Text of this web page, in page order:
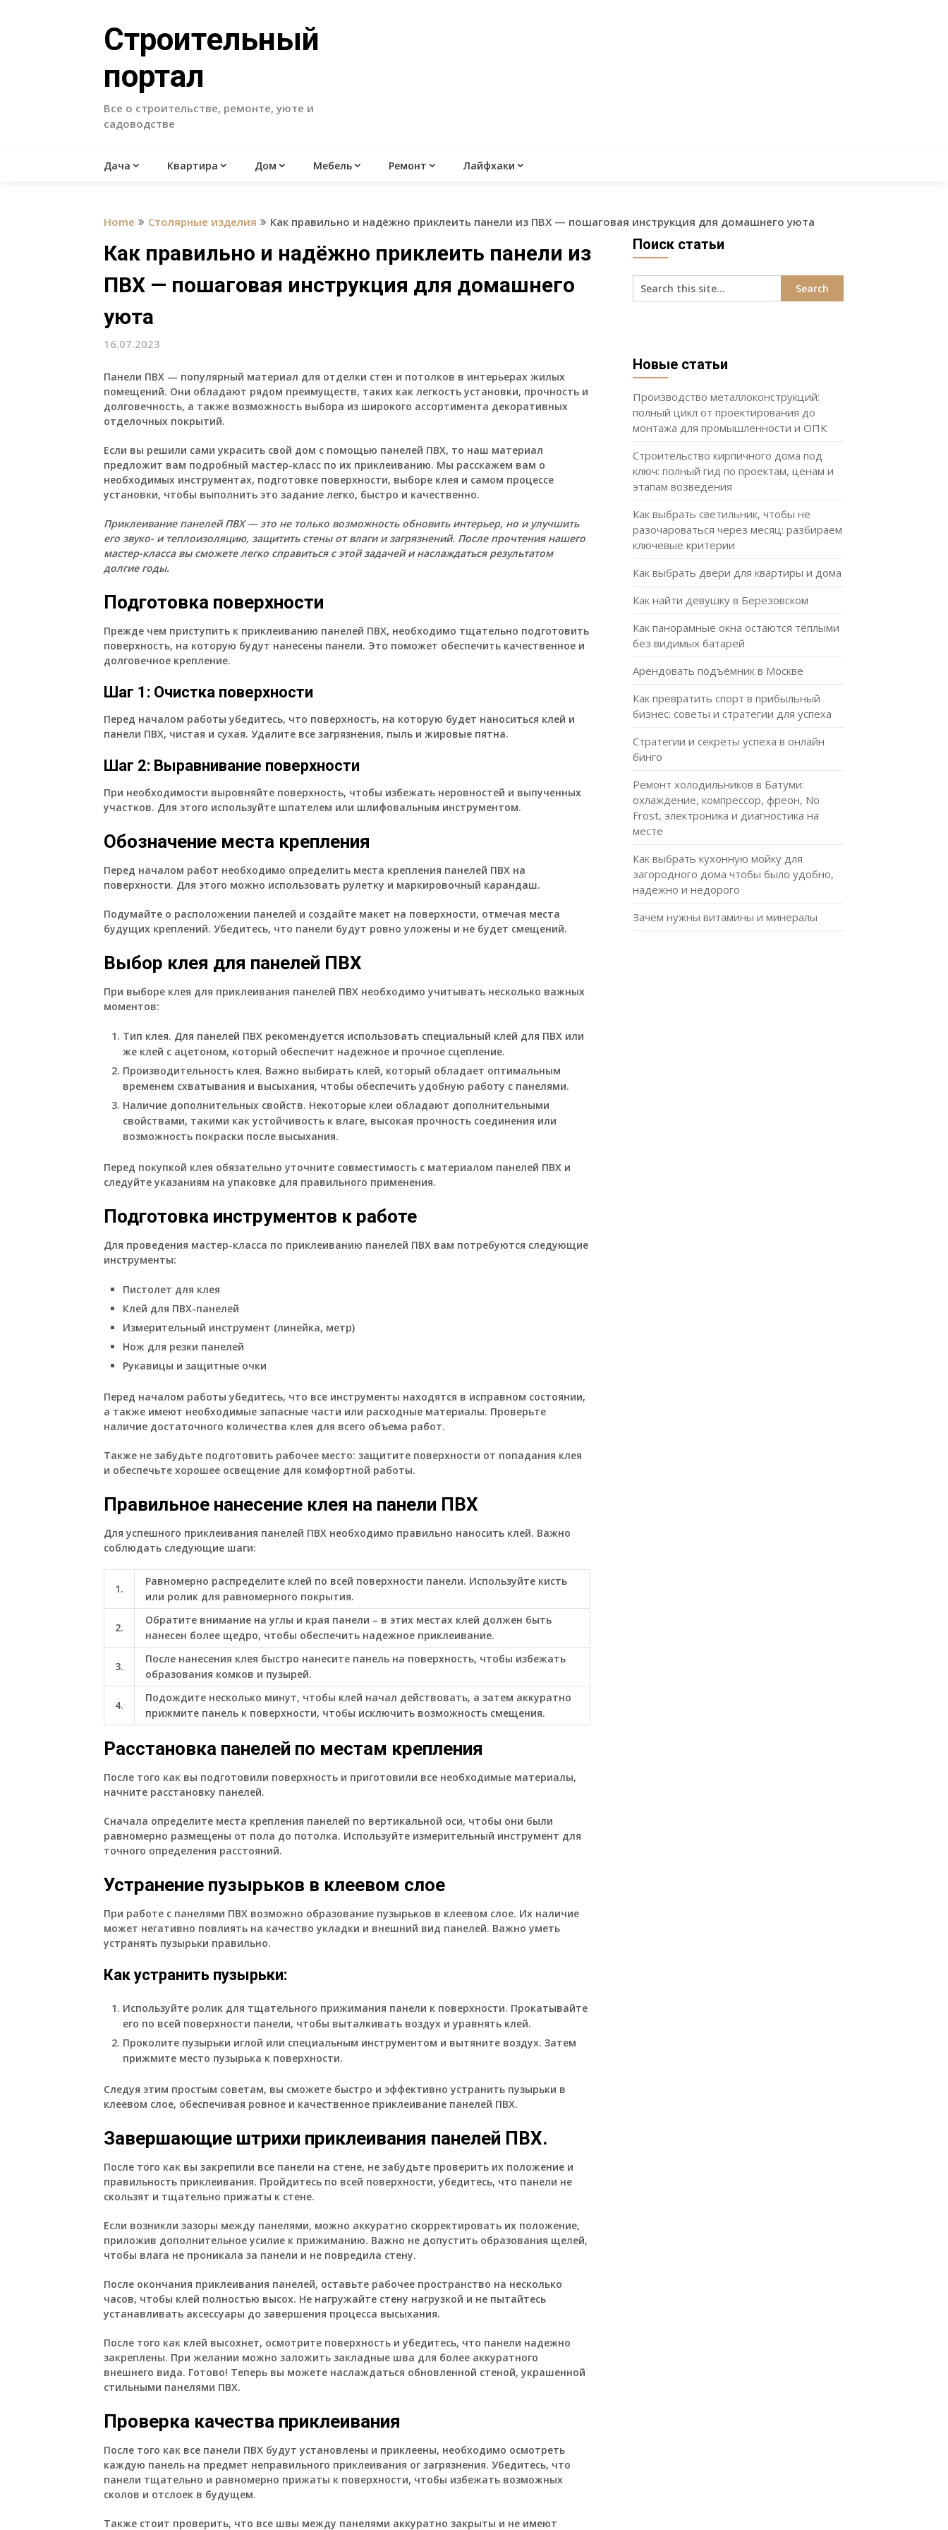
Строительный
портал
Все о строительстве, ремонте, уюте и
садоводстве
Дача Квартира Дом Мебель Ремонт Лайфхаки
Home Столярные изделия Как правильно и надёжно приклеить панели из ПВХ — пошаговая инструкция для домашнего уюта
Как правильно и надёжно приклеить панели из
ПВХ — пошаговая инструкция для домашнего
уюта
16.07.2023
Панели ПВХ — популярный материал для отделки стен и потолков в интерьерах жилых
помещений. Они обладают рядом преимуществ, таких как легкость установки, прочность и
долговечность, а также возможность выбора из широкого ассортимента декоративных
отделочных покрытий.
Если вы решили сами украсить свой дом с помощью панелей ПВХ, то наш материал
предложит вам подробный мастер-класс по их приклеиванию. Мы расскажем вам о
необходимых инструментах, подготовке поверхности, выборе клея и самом процессе
установки, чтобы выполнить это задание легко, быстро и качественно.
Приклеивание панелей ПВХ — это не только возможность обновить интерьер, но и улучшить
его звуко- и теплоизоляцию, защитить стены от влаги и загрязнений. После прочтения нашего
мастер-класса вы сможете легко справиться с этой задачей и наслаждаться результатом
долгие годы.
Подготовка поверхности
Прежде чем приступить к приклеиванию панелей ПВХ, необходимо тщательно подготовить
поверхность, на которую будут нанесены панели. Это поможет обеспечить качественное и
долговечное крепление.
Шаг 1: Очистка поверхности
Перед началом работы убедитесь, что поверхность, на которую будет наноситься клей и
панели ПВХ, чистая и сухая. Удалите все загрязнения, пыль и жировые пятна.
Шаг 2: Выравнивание поверхности
При необходимости выровняйте поверхность, чтобы избежать неровностей и выпученных
участков. Для этого используйте шпателем или шлифовальным инструментом.
Обозначение места крепления
Перед началом работ необходимо определить места крепления панелей ПВХ на
поверхности. Для этого можно использовать рулетку и маркировочный карандаш.
Подумайте о расположении панелей и создайте макет на поверхности, отмечая места
будущих креплений. Убедитесь, что панели будут ровно уложены и не будет смещений.
Выбор клея для панелей ПВХ
При выборе клея для приклеивания панелей ПВХ необходимо учитывать несколько важных
моментов:
Тип клея. Для панелей ПВХ рекомендуется использовать специальный клей для ПВХ или
же клей с ацетоном, который обеспечит надежное и прочное сцепление.
Производительность клея. Важно выбирать клей, который обладает оптимальным
временем схватывания и высыхания, чтобы обеспечить удобную работу с панелями.
Наличие дополнительных свойств. Некоторые клеи обладают дополнительными
свойствами, такими как устойчивость к влаге, высокая прочность соединения или
возможность покраски после высыхания.
Перед покупкой клея обязательно уточните совместимость с материалом панелей ПВХ и
следуйте указаниям на упаковке для правильного применения.
Подготовка инструментов к работе
Для проведения мастер-класса по приклеиванию панелей ПВХ вам потребуются следующие
инструменты:
Пистолет для клея
Клей для ПВХ-панелей
Измерительный инструмент (линейка, метр)
Нож для резки панелей
Рукавицы и защитные очки
Перед началом работы убедитесь, что все инструменты находятся в исправном состоянии,
а также имеют необходимые запасные части или расходные материалы. Проверьте
наличие достаточного количества клея для всего объема работ.
Также не забудьте подготовить рабочее место: защитите поверхности от попадания клея
и обеспечьте хорошее освещение для комфортной работы.
Правильное нанесение клея на панели ПВХ
Для успешного приклеивания панелей ПВХ необходимо правильно наносить клей. Важно
соблюдать следующие шаги:
1.
Равномерно распределите клей по всей поверхности панели. Используйте кисть
или ролик для равномерного покрытия.
2.
Обратите внимание на углы и края панели – в этих местах клей должен быть
нанесен более щедро, чтобы обеспечить надежное приклеивание.
3.
После нанесения клея быстро нанесите панель на поверхность, чтобы избежать
образования комков и пузырей.
4.
Подождите несколько минут, чтобы клей начал действовать, а затем аккуратно
прижмите панель к поверхности, чтобы исключить возможность смещения.
Расстановка панелей по местам крепления
После того как вы подготовили поверхность и приготовили все необходимые материалы,
начните расстановку панелей.
Сначала определите места крепления панелей по вертикальной оси, чтобы они были
равномерно размещены от пола до потолка. Используйте измерительный инструмент для
точного определения расстояний.
Устранение пузырьков в клеевом слое
При работе с панелями ПВХ возможно образование пузырьков в клеевом слое. Их наличие
может негативно повлиять на качество укладки и внешний вид панелей. Важно уметь
устранять пузырьки правильно.
Как устранить пузырьки:
Используйте ролик для тщательного прижимания панели к поверхности. Прокатывайте
его по всей поверхности панели, чтобы выталкивать воздух и уравнять клей.
Проколите пузырьки иглой или специальным инструментом и вытяните воздух. Затем
прижмите место пузырька к поверхности.
Следуя этим простым советам, вы сможете быстро и эффективно устранить пузырьки в
клеевом слое, обеспечивая ровное и качественное приклеивание панелей ПВХ.
Завершающие штрихи приклеивания панелей ПВХ.
После того как вы закрепили все панели на стене, не забудьте проверить их положение и
правильность приклеивания. Пройдитесь по всей поверхности, убедитесь, что панели не
скользят и тщательно прижаты к стене.
Если возникли зазоры между панелями, можно аккуратно скорректировать их положение,
приложив дополнительное усилие к прижиманию. Важно не допустить образования щелей,
чтобы влага не проникала за панели и не повредила стену.
После окончания приклеивания панелей, оставьте рабочее пространство на несколько
часов, чтобы клей полностью высох. Не нагружайте стену нагрузкой и не пытайтесь
устанавливать аксессуары до завершения процесса высыхания.
После того как клей высохнет, осмотрите поверхность и убедитесь, что панели надежно
закреплены. При желании можно заложить закладные шва для более аккуратного
внешнего вида. Готово! Теперь вы можете наслаждаться обновленной стеной, украшенной
стильными панелями ПВХ.
Проверка качества приклеивания
После того как все панели ПВХ будут установлены и приклеены, необходимо осмотреть
каждую панель на предмет неправильного приклеивания or загрязнения. Убедитесь, что
панели тщательно и равномерно прижаты к поверхности, чтобы избежать возможных
сколов и отслоек в будущем.
Также стоит проверить, что все швы между панелями аккуратно закрыты и не имеют
Поиск статьи
Новые статьи
Производство металлоконструкций:
полный цикл от проектирования до
монтажа для промышленности и ОПК
Строительство кирпичного дома под
ключ: полный гид по проектам, ценам и
этапам возведения
Как выбрать светильник, чтобы не
разочароваться через месяц: разбираем
ключевые критерии
Как выбрать двери для квартиры и дома
Как найти девушку в Березовском
Как панорамные окна остаются тёплыми
без видимых батарей
Арендовать подъёмник в Москве
Как превратить спорт в прибыльный
бизнес: советы и стратегии для успеха
Стратегии и секреты успеха в онлайн
бинго
Ремонт холодильников в Батуми:
охлаждение, компрессор, фреон, No
Frost, электроника и диагностика на
месте
Как выбрать кухонную мойку для
загородного дома чтобы было удобно,
надежно и недорого
Зачем нужны витамины и минералы